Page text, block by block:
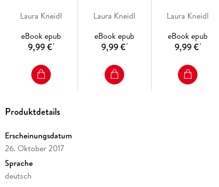
Laura Kneidl
eBook epub
9,99 €*
Laura Kneidl
eBook epub
9,99 €*
Laura Kneidl
eBook epub
9,99 €*
Produktdetails
Erscheinungsdatum
26. Oktober 2017
Sprache
deutsch